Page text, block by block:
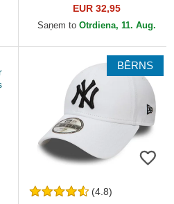
no McLaren Racing Formula
1 no New Era
EUR 32,95
Saņem to Otrdiena, 11. Aug.
BĒRNS
(4.8)